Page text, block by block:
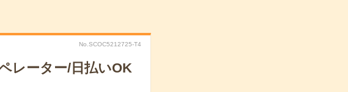
No.SCOC5212725-T4
レーター/日払いOK